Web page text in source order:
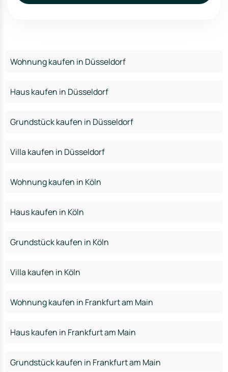
Wohnung kaufen in Düsseldorf
Haus kaufen in Düsseldorf
Grundstück kaufen in Düsseldorf
Villa kaufen in Düsseldorf
Wohnung kaufen in Köln
Haus kaufen in Köln
Grundstück kaufen in Köln
Villa kaufen in Köln
Wohnung kaufen in Frankfurt am Main
Haus kaufen in Frankfurt am Main
Grundstück kaufen in Frankfurt am Main